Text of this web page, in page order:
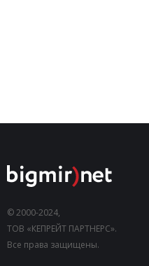
© 2000-2024,
ТОВ «КЕПРЕЙТ ПАРТНЕРС».
Все права защищены.